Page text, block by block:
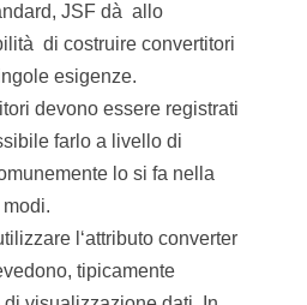
JSF dà allo
di costruire convertitori
esigenze.
devono essere registrati
farlo a livello di
lo si fa nella
l‘attributo converter
tipicamente